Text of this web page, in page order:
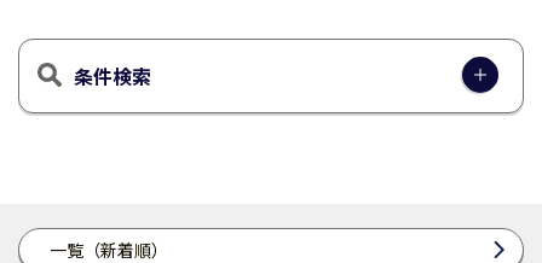
一覧（新着順）
条件検索